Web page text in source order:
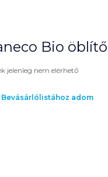
Bio öblítő
jelenleg nem elérhető
Bevásárlólistához adom